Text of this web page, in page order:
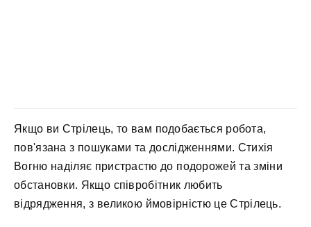
Якщо ви Стрілець, то вам подобається робота,
пов'язана з пошуками та дослідженнями. Стихія
Вогню наділяє пристрастю до подорожей та зміни
обстановки. Якщо співробітник любить
відрядження, з великою ймовірністю це Стрілець.